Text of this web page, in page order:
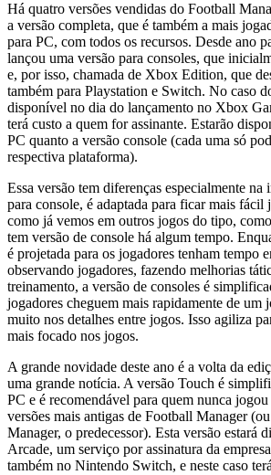
Há quatro versões vendidas do Football
a versão completa, que é também a mais
para PC, com todos os recursos. Desde ano
lançou uma versão para consoles, que
e, por isso, chamada de Xbox Edition, que
também para Playstation e Switch. No caso
disponível no dia do lançamento no Xbox
terá custo a quem for assinante. Estarão
PC quanto a versão console (cada uma só
respectiva plataforma).
Essa versão tem diferenças especialmente
para console, é adaptada para ficar mais fácil
como já vemos em outros jogos do tipo,
tem versão de console há algum tempo.
é projetada para os jogadores tenham tempo
observando jogadores, fazendo melhorias
treinamento, a versão de consoles é
jogadores cheguem mais rapidamente de um
muito nos detalhes entre jogos. Isso agiliza
mais focado nos jogos.
A grande novidade deste ano é a volta da
uma grande notícia. A versão Touch é
PC e é recomendável para quem nunca
versões mais antigas de Football Manager
Manager, o predecessor). Esta versão estará
Arcade, um serviço por assinatura da
também no Nintendo Switch, e neste caso